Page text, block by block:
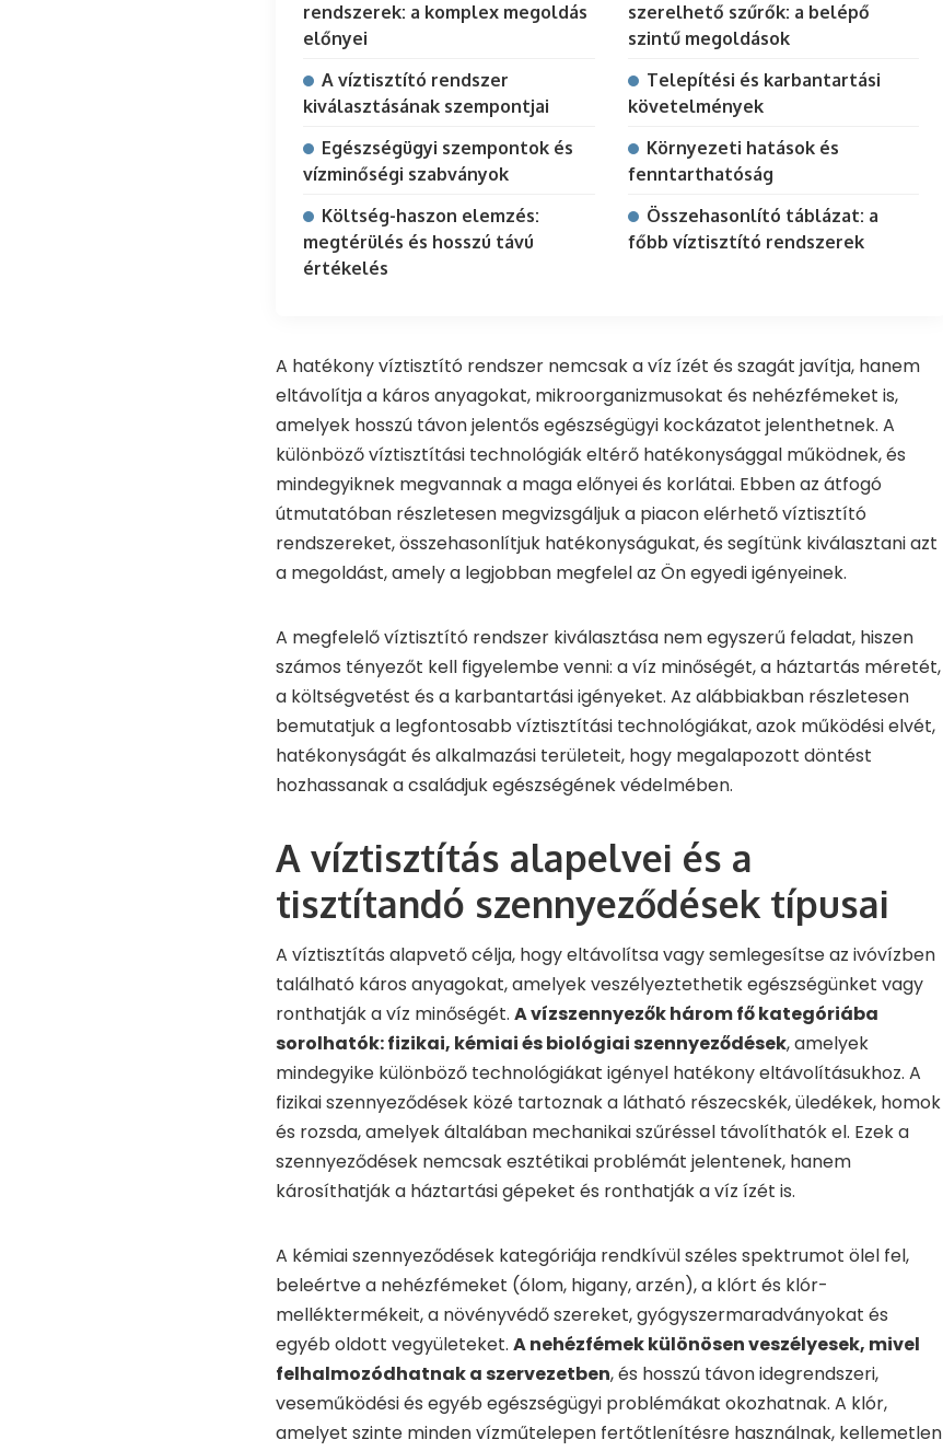
rendszerek: a komplex megoldás
előnyei
szerelhető szűrők: a belépő
szintű megoldások
A víztisztító rendszer
kiválasztásának szempontjai
Telepítési és karbantartási
követelmények
Egészségügyi szempontok és
vízminőségi szabványok
Környezeti hatások és
fenntarthatóság
Költség-haszon elemzés:
megtérülés és hosszú távú
értékelés
Összehasonlító táblázat: a
főbb víztisztító rendszerek
A hatékony víztisztító rendszer nemcsak a víz ízét és szagát javítja, hanem
eltávolítja a káros anyagokat, mikroorganizmusokat és nehézfémeket is,
amelyek hosszú távon jelentős egészségügyi kockázatot jelenthetnek. A
különböző víztisztítási technológiák eltérő hatékonysággal működnek, és
mindegyiknek megvannak a maga előnyei és korlátai. Ebben az átfogó
útmutatóban részletesen megvizsgáljuk a piacon elérhető víztisztító
rendszereket, összehasonlítjuk hatékonyságukat, és segítünk kiválasztani azt
a megoldást, amely a legjobban megfelel az Ön egyedi igényeinek.
A megfelelő víztisztító rendszer kiválasztása nem egyszerű feladat, hiszen
számos tényezőt kell figyelembe venni: a víz minőségét, a háztartás méretét,
a költségvetést és a karbantartási igényeket. Az alábbiakban részletesen
bemutatjuk a legfontosabb víztisztítási technológiákat, azok működési elvét,
hatékonyságát és alkalmazási területeit, hogy megalapozott döntést
hozhassanak a családjuk egészségének védelmében.
A víztisztítás alapelvei és a
tisztítandó szennyeződések típusai
A víztisztítás alapvető célja, hogy eltávolítsa vagy semlegesítse az ivóvízben
található káros anyagokat, amelyek veszélyeztethetik egészségünket vagy
ronthatják a víz minőségét. A vízszennyezők három fő kategóriába
sorolhatók: fizikai, kémiai és biológiai szennyeződések, amelyek
mindegyike különböző technológiákat igényel hatékony eltávolításukhoz. A
fizikai szennyeződések közé tartoznak a látható részecskék, üledékek, homok
és rozsda, amelyek általában mechanikai szűréssel távolíthatók el. Ezek a
szennyeződések nemcsak esztétikai problémát jelentenek, hanem
károsíthatják a háztartási gépeket és ronthatják a víz ízét is.
A kémiai szennyeződések kategóriája rendkívül széles spektrumot ölel fel,
beleértve a nehézfémeket (ólom, higany, arzén), a klórt és klór-
melléktermékeit, a növényvédő szereket, gyógyszermaradványokat és
egyéb oldott vegyületeket. A nehézfémek különösen veszélyesek, mivel
felhalmozódhatnak a szervezetben, és hosszú távon idegrendszeri,
veseműködési és egyéb egészségügyi problémákat okozhatnak. A klór,
amelyet szinte minden vízműtelepen fertőtlenítésre használnak, kellemetlen